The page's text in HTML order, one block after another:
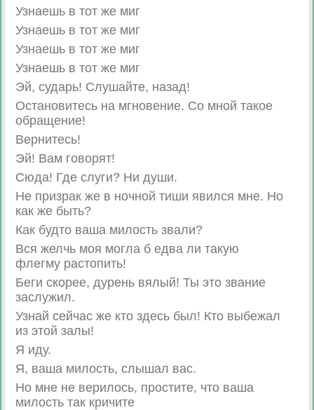
Узнаешь в тот же миг
Узнаешь в тот же миг
Узнаешь в тот же миг
Узнаешь в тот же миг
Эй, сударь! Слушайте, назад!
Остановитесь на мгновение. Со мной такое
обращение!
Вернитесь!
Эй! Вам говорят!
Сюда! Где слуги? Ни души.
Не призрак же в ночной тиши явился мне. Но
как же быть?
Как будто ваша милость звали?
Вся желчь моя могла б едва ли такую
флегму растопить!
Беги скорее, дурень вялый! Ты это звание
заслужил.
Узнай сейчас же кто здесь был! Кто выбежал
из этой залы!
Я иду.
Я, ваша милость, слышал вас.
Но мне не верилось, простите, что ваша
милость так кричите